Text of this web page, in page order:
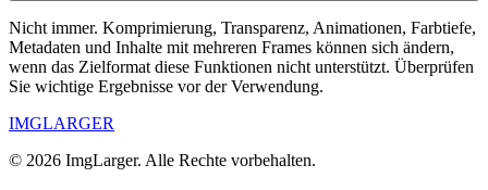
Nicht immer. Komprimierung, Transparenz, Animationen, Farbtiefe,
Metadaten und Inhalte mit mehreren Frames können sich ändern,
wenn das Zielformat diese Funktionen nicht unterstützt. Überprüfen
Sie wichtige Ergebnisse vor der Verwendung.
IMGLARGER
© 2026 ImgLarger. Alle Rechte vorbehalten.